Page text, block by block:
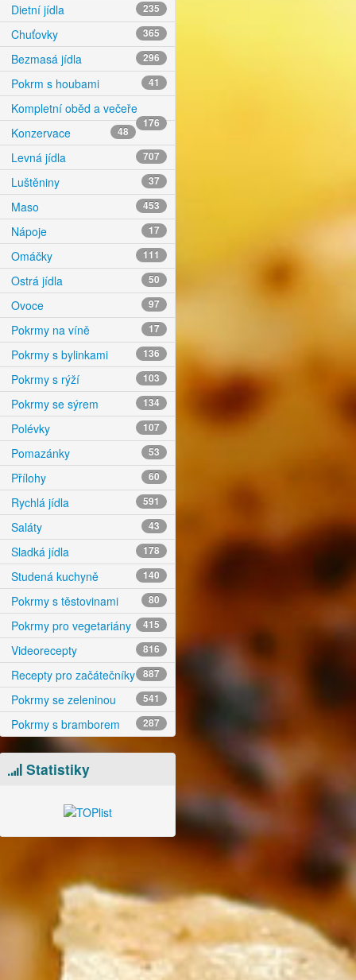
Dietní jídla 235
Chuťovky 365
Bezmasá jídla 296
Pokrm s houbami 41
Kompletní oběd a večeře
176
Konzervace 48
Levná jídla 707
Luštěniny 37
Maso 453
Nápoje 17
Omáčky 111
Ostrá jídla 50
Ovoce 97
Pokrmy na víně 17
Pokrmy s bylinkami 136
Pokrmy s rýží 103
Pokrmy se sýrem 134
Polévky 107
Pomazánky 53
Přílohy 60
Rychlá jídla 591
Saláty 43
Sladká jídla 178
Studená kuchyně 140
Pokrmy s těstovinami 80
Pokrmy pro vegetariány 415
Videorecepty 816
Recepty pro začátečníky 887
Pokrmy se zeleninou 541
Pokrmy s bramborem 287
Statistiky